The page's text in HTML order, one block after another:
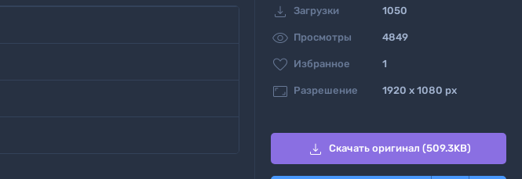
 Загрузки 1050
 Просмотры 4849
 Избранное 1
 Разрешение 1920 x 1080 px
 Скачать оригинал (509.3KB)